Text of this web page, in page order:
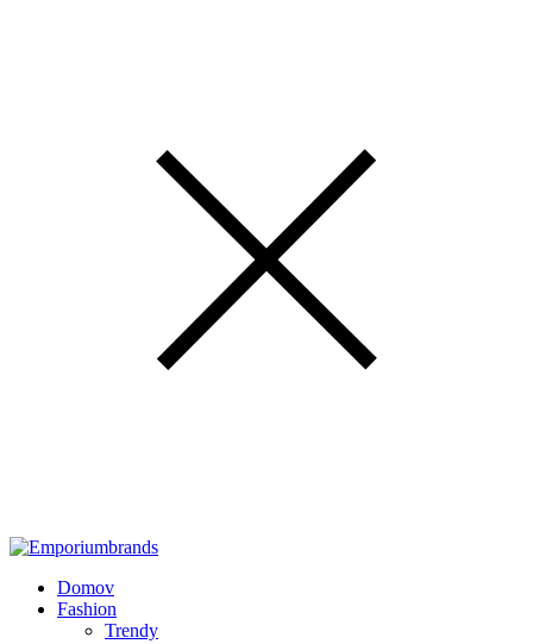
Domov
Fashion
Trendy